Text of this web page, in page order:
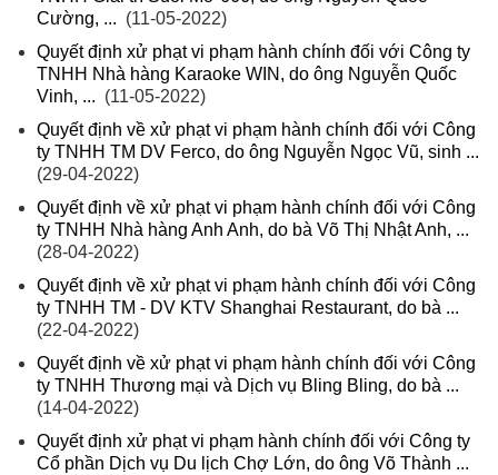
Cường, ... (11-05-2022)
Quyết định xử phạt vi phạm hành chính đối với Công ty
TNHH Nhà hàng Karaoke WIN, do ông Nguyễn Quốc
Vinh, ... (11-05-2022)
Quyết định về xử phạt vi phạm hành chính đối với Công
ty TNHH TM DV Ferco, do ông Nguyễn Ngọc Vũ, sinh ...
(29-04-2022)
Quyết định về xử phạt vi phạm hành chính đối với Công
ty TNHH Nhà hàng Anh Anh, do bà Võ Thị Nhật Anh, ...
(28-04-2022)
Quyết định về xử phạt vi phạm hành chính đối với Công
ty TNHH TM - DV KTV Shanghai Restaurant, do bà ...
(22-04-2022)
Quyết định về xử phạt vi phạm hành chính đối với Công
ty TNHH Thương mại và Dịch vụ Bling Bling, do bà ...
(14-04-2022)
Quyết định xử phạt vi phạm hành chính đối với Công ty
Cổ phần Dịch vụ Du lịch Chợ Lớn, do ông Võ Thành ...